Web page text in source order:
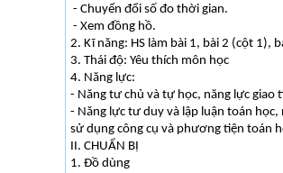
- Chuyển đổi số đo thời gian.
- Xem đồng hồ.
2. Kĩ năng: HS làm bài 1, bài 2 (cột 1),
3. Thái độ: Yêu thích môn học
4. Năng lực:
- Năng tư chủ và tự học, năng lực giao
- Năng lực tư duy và lập luận toán
sử dụng công cụ và phương tiện toán
II. CHUẨN BỊ
1. Đồ dùng